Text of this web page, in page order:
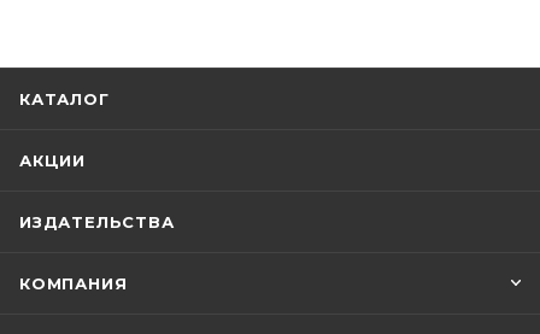
КАТАЛОГ
АКЦИИ
ИЗДАТЕЛЬСТВА
КОМПАНИЯ